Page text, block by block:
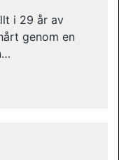
i 29 år av
genom en